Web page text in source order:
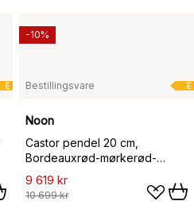
E E
Bestillingsvare
Noon
Castor pendel 20 cm,
Bordeauxrød-mørkerød-
messing
9 619 kr
10 699 kr
-10%